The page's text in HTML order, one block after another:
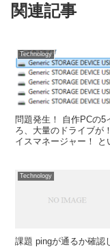
関連記事
Technology
問題発生！ 自作PCの5
ろ、大量のドライブが
イスマネージャー！
Technology
課題 pingが通るか確認